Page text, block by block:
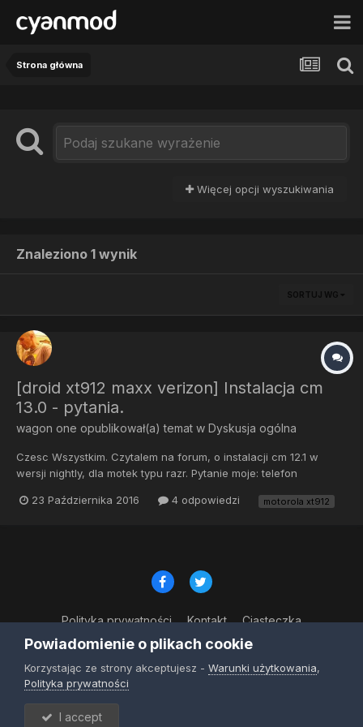
Strona główna
Więcej opcji wyszukiwania
Znaleziono 1 wynik
SORTUJ WG
[droid xt912 maxx verizon] Instalacja cm
13.0 - pytania.
wagon one opublikował(a) temat w Dyskusja ogólna
Czesc Wszystkim. Czytalem na forum, o instalacji cm 12.1 w
wersji nightly, dla motek typu razr. Pytanie moje: telefon
musze instalowac bootloadera i w jaki sposob. I trzecie pytanie;
23 Października 2016 4 odpowiedzi motorola xt912
Polityka prywatności Kontakt Ciasteczka
© Copyright 2023
Powered by Invision Community
Powiadomienie o plikach cookie
Korzystając ze strony akceptujesz - Warunki użytkowania,
Polityka prywatności
I accept